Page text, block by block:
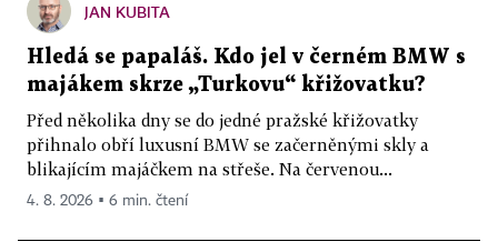
JAN KUBITA
Hledá se papaláš. Kdo jel v černém BMW s
majákem skrze „Turkovu“ křižovatku?
Před několika dny se do jedné pražské křižovatky
přihnalo obří luxusní BMW se začerněnými skly a
blikajícím majáčkem na střeše. Na červenou...
4. 8. 2026 ▪ 6 min. čtení